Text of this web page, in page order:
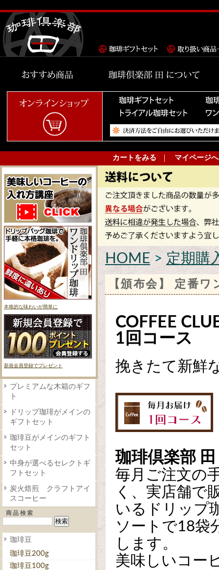
カートをみる マイページ
本格的な味わいが簡単に
新規会員登録でプレゼント
プレミアムな木箱のギフ
ト
ドリップ珈琲がメインの
ギフトセット
珈琲豆がメインのギフト
セット
中身が選べるセレクトギ
フトセット
炭火焙煎 クラフトアイ
スコーヒー
商品検索
珈琲豆
珈琲豆200g
珈琲豆100g
HOME > 定期購
【頒布会】 定番
COFFEE
1回コース
挽きたて新鮮
珈琲倶楽部
毎月ご注文の
く、実店舗で
いるドリップ
ソートで18袋
します。
美味しいコー